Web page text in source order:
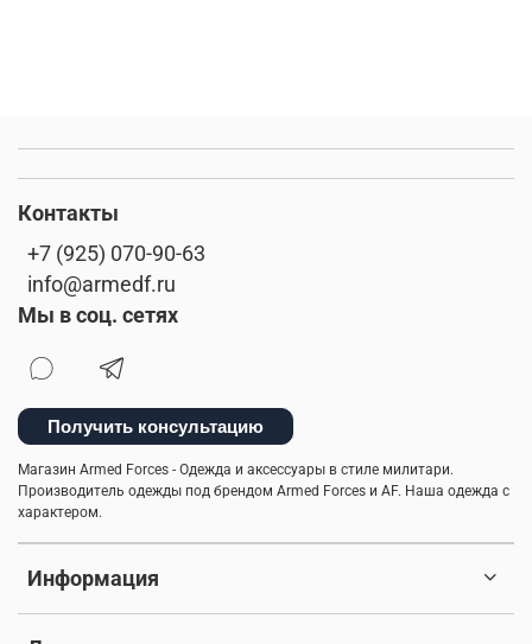
Информация
Контакты
+7 (925) 070-90-63
info@armedf.ru
Мы в соц. сетях
Получить консультацию
Магазин Armed Forces - Одежда и аксессуары в стиле милитари.
Производитель одежды под брендом Armed Forces и AF. Наша одежда с
характером.